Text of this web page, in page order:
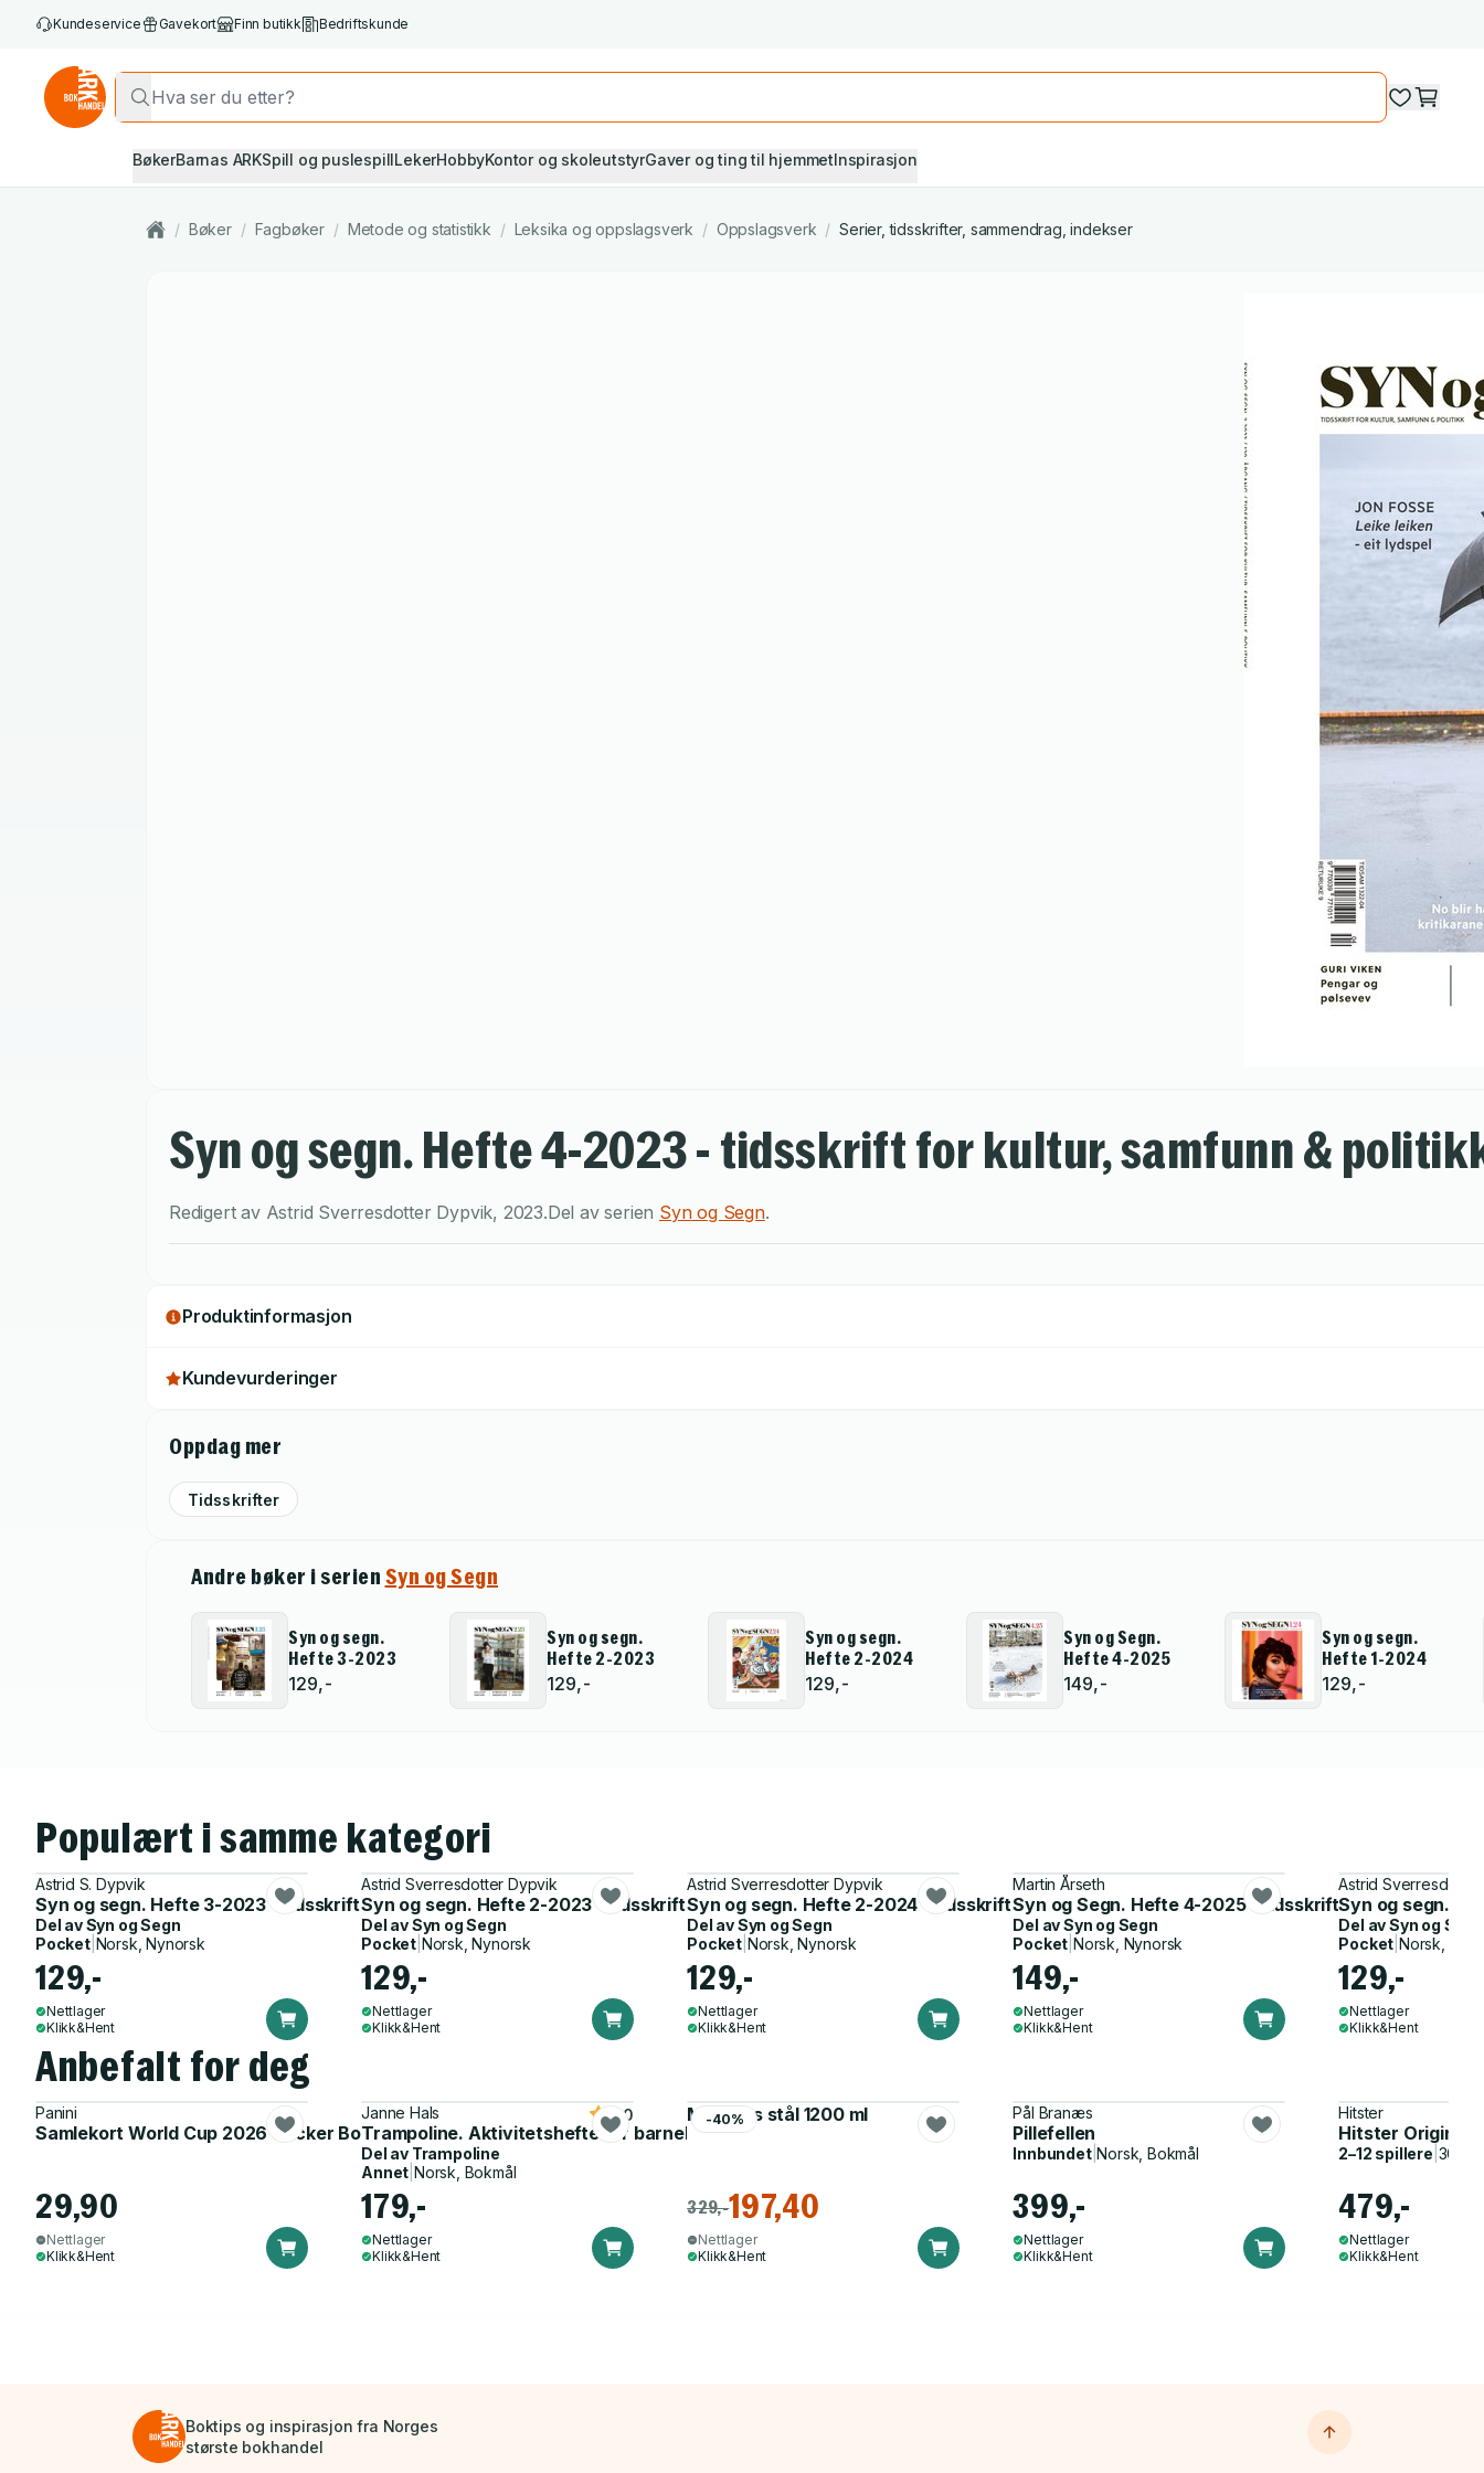
Kundeservice Gavekort Finn butikk Bedriftskunde
BøkerBarnas ARKSpill og puslespillLekerHobbyKontor og skoleutstyrGaver og ting til hjemmetInspirasjon
/ Bøker / Fagbøker / Metode og statistikk / Leksika og oppslagsverk / Oppslagsverk / Serier, tidsskrifter, sammendrag, indekser
Syn og segn. Hefte 4-2023 - tidsskrift for kultur, samfunn &
Redigert av Astrid Sverresdotter Dypvik, 2023.Del av serien Syn og Segn.
Produktinformasjon
Kundevurderinger
Oppdag mer
Tidsskrifter
Andre bøker i serien Syn og Segn
Syn og segn.
Hefte 3-2023
129,-
Syn og segn.
Hefte 2-2023
129,-
Syn og segn.
Hefte 2-2024
129,-
Syn og Segn.
Hefte 4-2025
149,-
Syn og segn.
Hefte 1-2024
129,-
Populært i samme kategori
Astrid S. Dypvik
Syn og segn. Hefte 3-2023 - tidsskrift for kultur, samfunn & politikk
Del avSyn og Segn
Pocket| Norsk, Nynorsk
129,-
Nettlager
Klikk&Hent
Astrid Sverresdotter Dypvik
Syn og segn. Hefte 2-2023 - tidsskrift for kultur, samfunn & politikk
Del avSyn og Segn
Pocket| Norsk, Nynorsk
129,-
Nettlager
Klikk&Hent
Astrid Sverresdotter Dypvik
Syn og segn. Hefte 2-2024 - tidsskrift for kultur, samfunn & politikk
Del avSyn og Segn
Pocket Norsk, Nynorsk
129,-
Nettlager
Klikk&Hent
Martin Årseth
Syn og Segn. Hefte 4-2025 - tidsskrift for kultur,
Del avSyn og Segn
Pocket Norsk, Nynorsk
149,-
Nettlager
Klikk&Hent
Astrid
Syn og segn.
Del avSyn og Segn
Pocket |Norsk,
129,-
Nettlager
Klikk&Hent
Anbefalt for deg
Panini
Samlekort World Cup 2026 Sticker Booster
29,90
Nettlager
Klikk&Hent
Janne Hals
Trampoline. Aktivitetshefte for barnehagen
5.0
Del av Trampoline
Annet Norsk, Bokmål
179,-
Nettlager
Klikk&Hent
-40%
Matboks stål 1200 ml
329,-197,40
Nettlager
Klikk&Hent
Pål Branæs
Pillefellen
Innbundet|Norsk, Bokmål
399,-
Nettlager
Klikk&Hent
Hitster
Hitster Original
2–12 spillere
479,-
Nettlager
Klikk&Hent
Boktips og inspirasjon fra Norges
største bokhandel